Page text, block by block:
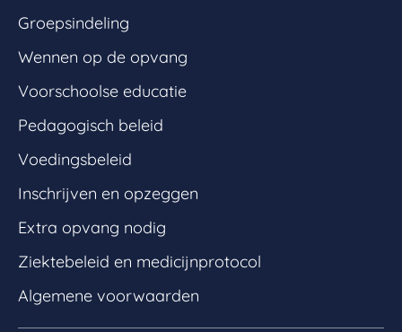
Groepsindeling
Wennen op de opvang
Voorschoolse educatie
Pedagogisch beleid
Voedingsbeleid
Inschrijven en opzeggen
Extra opvang nodig
Ziektebeleid en medicijnprotocol
Algemene voorwaarden